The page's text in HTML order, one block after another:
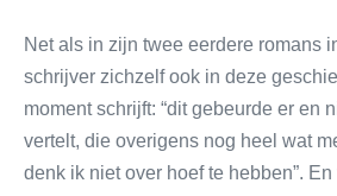
Net als in zijn twee eerdere romans
schrijver zichzelf ook in deze
moment schrijft: “dit gebeurde er en
vertelt, die overigens nog heel wat
denk ik niet over hoef te hebben”.